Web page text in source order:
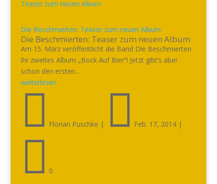
Die Beschmierten: Teaser zum neuen Album
Die Beschmierten: Teaser zum neuen Album
Am 15. März veröffentlicht die Band Die Beschmierten
ihr zweites Album „Bock Auf Bier“! Jetzt gibt’s aber
schon den ersten...
weiterlesen
 Florian Puschke |  Feb. 17, 2014|
 0